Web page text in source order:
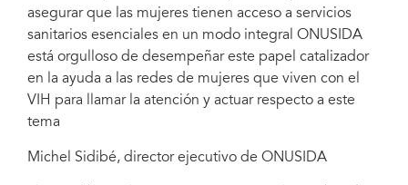
asegurar que las mujeres tienen acceso a servicios
sanitarios esenciales en un modo integral ONUSIDA
está orgulloso de desempeñar este papel catalizador
en la ayuda a las redes de mujeres que viven con el
VIH para llamar la atención y actuar respecto a este
tema
Michel Sidibé, director ejecutivo de ONUSIDA